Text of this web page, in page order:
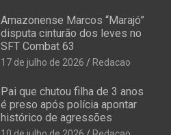
Amazonense Marcos “Marajó”
disputa cinturão dos leves no
SFT Combat 63
17 de julho de 2026 Redacao
Pai que chutou filha de 3 anos
é preso após polícia apontar
histórico de agressões